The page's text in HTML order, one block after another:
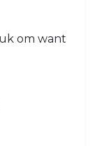
om want